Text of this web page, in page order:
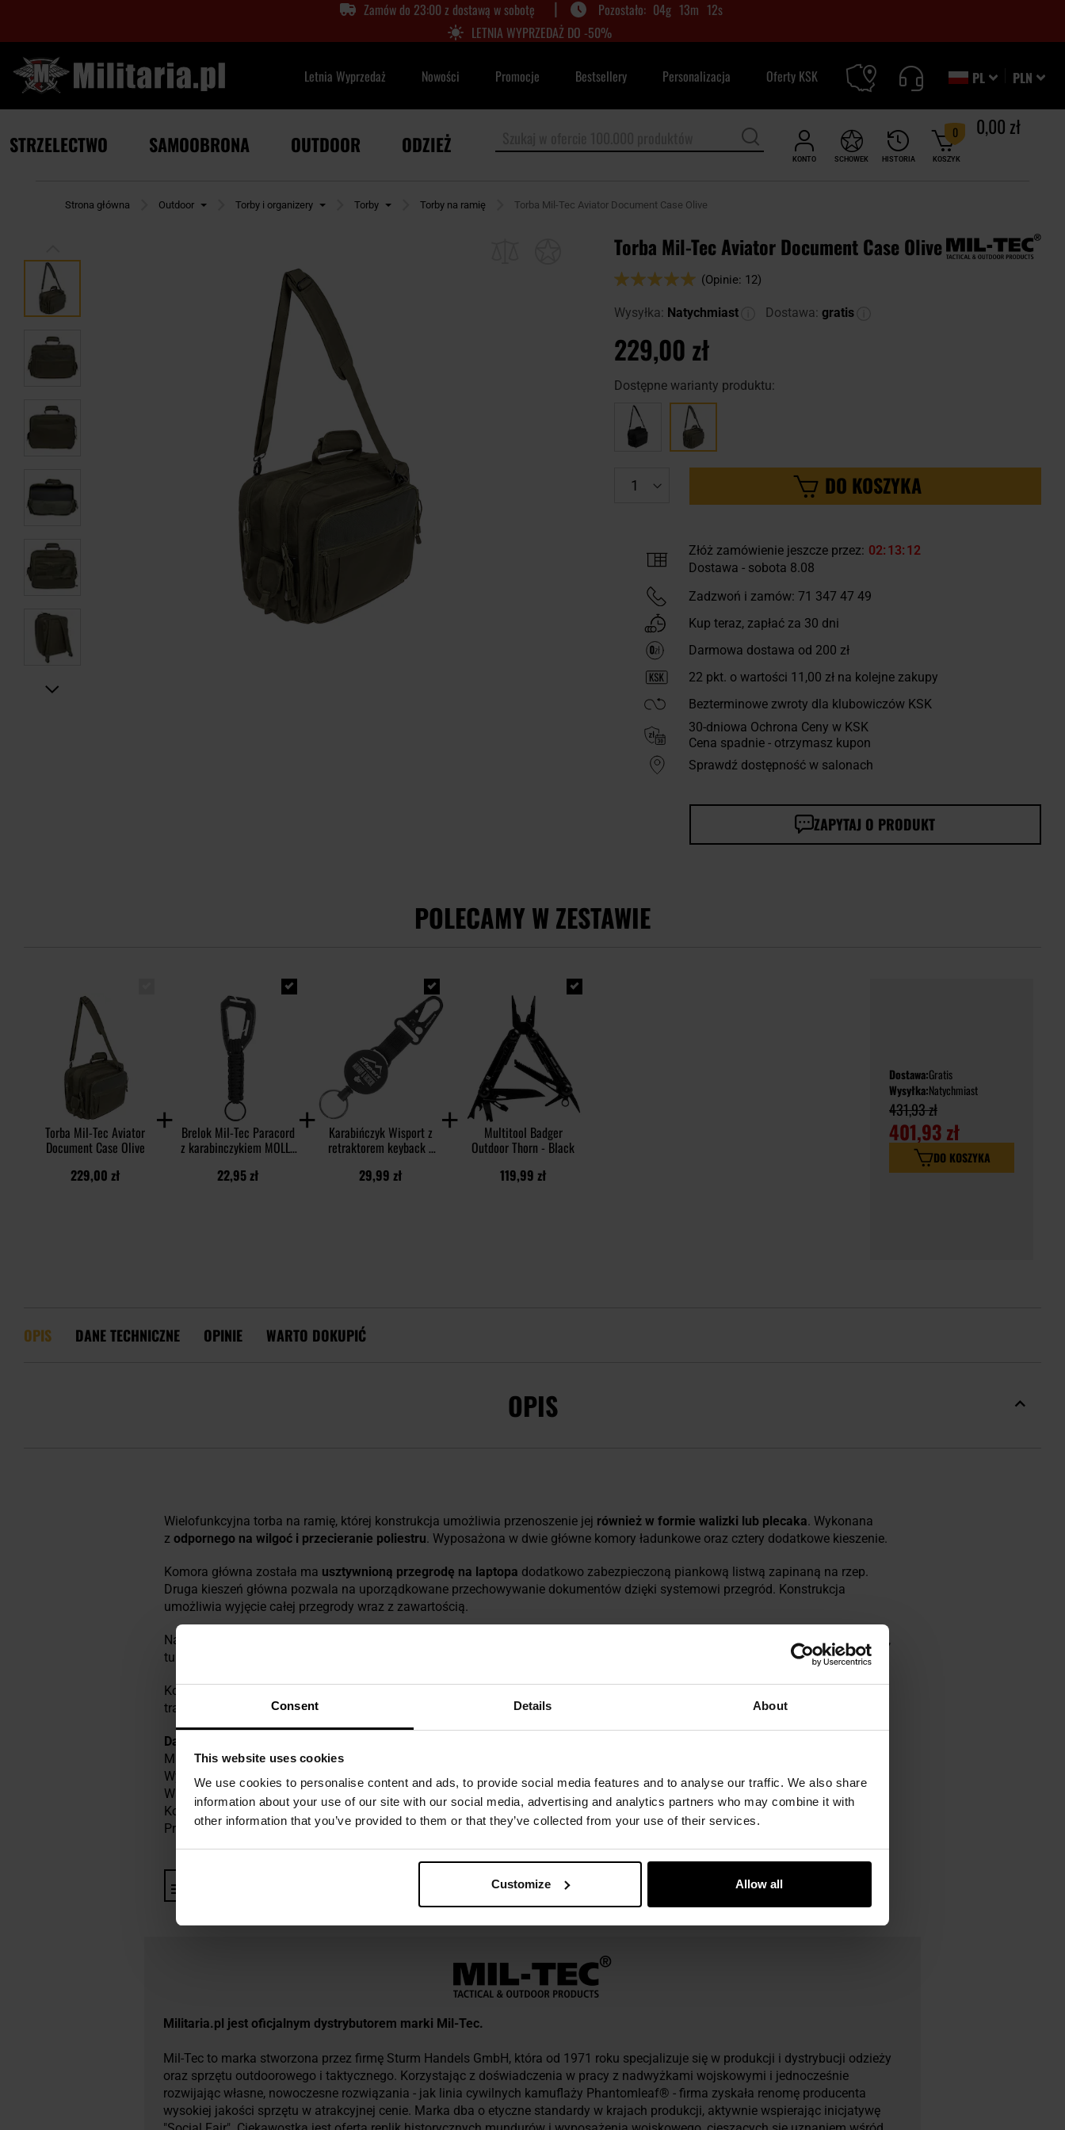
Consent Details About
This website uses cookies
We use cookies to personalise content and ads, to provide social media features and to analyse our traffic. We also share
information about your use of our site with our social media, advertising and analytics partners who may combine it with
other information that you’ve provided to them or that they’ve collected from your use of their services.
Customize Allow all
Zamów do 23:00 z dostawą w sobotę | 04g 13m 11s
LETNIA WYPRZEDAŻ DO -50%
PLN
PL
Letnia Wyprzedaż Nowości Promocje Bestsellery Personalizacja Oferty KSK
KONTO HISTORIA
SCHOWEK KOSZYK
0 0,00 zł
STRZELECTWO SAMOOBRONA OUTDOOR ODZIEŻ
Strona główna Outdoor Torby i organizery Torby Torby na ramię Torba Mil-Tec Aviator Document Case Olive
Torba Mil-Tec Aviator Document Case Olive
Ocena:
(Opinie: 12)
Wysyłka: Natychmiast Dostawa: gratis
229,00 zł
Dostępne warianty produktu:
DO KOSZYKA
Złóż zamówienie jeszcze przez: 02 13 11
Dostawa - sobota 8.08
Zadzwoń i zamów: 71 347 47 49
Kup teraz, zapłać za 30 dni
Darmowa dostawa od 200 zł
22 pkt. o wartości 11,00 złna kolejne zakupy
Bezterminowe zwroty dla klubowiczów KSK
30-dniowa Ochrona Ceny w KSK
Cena spadnie - otrzymasz kupon
Sprawdź dostępność w salonach
ZAPYTAJ O PRODUKT
POLECAMY W ZESTAWIE
Torba Mil-Tec Aviator
Document Case Olive
229,00 zł
Brelok Mil-Tec Paracord
z karabinczykiem MOLLE
22,95 zł
Karabińczyk Wisport z
retraktorem keyback -
29,99 zł
Multitool Badger
Outdoor Thorn - Black
119,99 zł
Dostawa:Gratis
Wysyłka:Natychmiast
431,93 zł
401,93 zł
DO KOSZYKA
OPIS DANE TECHNICZNE OPINIE WARTO DOKUPIĆ
OPIS
Wielofunkcyjna torba na ramię, której konstrukcja umożliwia przenoszenie jej również w formie walizki lub plecaka. Wykonana
z odpornego na wilgoć i przecieranie poliestru. Wyposażona w dwie główne komory ładunkowe oraz cztery dodatkowe kieszenie.
Komora główna została ma usztywnioną przegrodę na laptopa dodatkowo zabezpieczoną piankową listwą zapinaną na rzep.
Druga kieszeń główna pozwala na uporządkowane przechowywanie dokumentów dzięki systemowi przegród. Konstrukcja
umożliwia wyjęcie całej przegrody wraz z zawartością.
Na froncie znajdują się dwie dodatkowe kieszenie. Jedna z nich została
(przegrody, kieszonki, zawieszki,
tunele na długopisy oraz trok z karabińczykiem). Druga natomiast pomieści przydatne drobiazgi.
Komfortowe przenoszenie w formie plecaka zapewniają
transportowy pozwala na przenoszenie torby w ręce.
Dane techniczne
Materiał: poliester
Wymiary: 41 x 33 x 17 cm
Waga: 1,8 kg
Kolor: oliwkowy
Producent:Mil-Tec, Niemcy
Militaria.pl jest oficjalnym dystrybutorem marki Mil-Tec.
Mil-Tec to marka stworzona przez firmę Sturm Handels GmbH, która od 1971 roku specjalizuje się w produkcji i dystrybucji odzieży
oraz sprzętu outdoorowego i taktycznego. Korzystając z doświadczenia w pracy z nadwyżkami wojskowymi i jednocześnie
rozwijając własne, nowoczesne rozwiązania - jak linia cywilnych kamuflaży Phantomleaf® - firma zyskała renomę producenta
wysokiej jakości sprzętu w atrakcyjnej cenie. Marka dba o etyczne standardy w krajach produkcji, aktywnie wspierając inicjatywę